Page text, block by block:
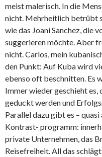
meist malerisch. In die
nicht. Mehrheitlich betrübt
wie das Joani Sanchez, die
suggerieren möchte. Aber
nicht. Carlos, mein
den Punkt: Auf Kuba wird
ebenso oft beschnitten. Es
Immer wieder geschieht
geduckt werden und
Parallel dazu gibt es – quasi
Kontrast- programm:
private Unternehmen, das
Reisefreiheit. All das